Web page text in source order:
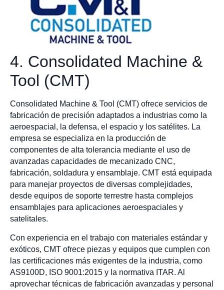
4. Consolidated Machine &
Tool (CMT)
Consolidated Machine & Tool (CMT) ofrece servicios de
fabricación de precisión adaptados a industrias como la
aeroespacial, la defensa, el espacio y los satélites. La
empresa se especializa en la producción de
componentes de alta tolerancia mediante el uso de
avanzadas capacidades de mecanizado CNC,
fabricación, soldadura y ensamblaje. CMT está equipada
para manejar proyectos de diversas complejidades,
desde equipos de soporte terrestre hasta complejos
ensamblajes para aplicaciones aeroespaciales y
satelitales.
Con experiencia en el trabajo con materiales estándar y
exóticos, CMT ofrece piezas y equipos que cumplen con
las certificaciones más exigentes de la industria, como
AS9100D, ISO 9001:2015 y la normativa ITAR. Al
aprovechar técnicas de fabricación avanzadas y personal